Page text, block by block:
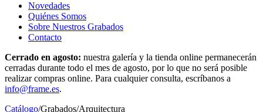
Novedades
Quiénes Somos
Sobre Nuestros Grabados
Contacto
Cerrado en agosto: nuestra galería y la tienda online permanecerán
cerradas durante todo el mes de agosto, por lo que no será posible
realizar compras online. Para cualquier consulta, escríbanos a
info@frame.es.
Catálogo/Grabados/Arquitectura